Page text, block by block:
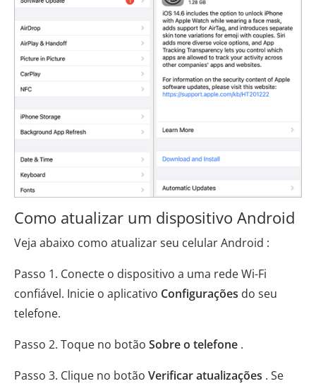
Como atualizar um dispositivo Android
Veja abaixo como atualizar seu celular Android :
Passo 1. Conecte o dispositivo a uma rede Wi-Fi
confiável. Inicie o aplicativo Configurações do seu
telefone.
Passo 2. Toque no botão Sobre o telefone .
Passo 3. Clique no botão Verificar atualizações . Se